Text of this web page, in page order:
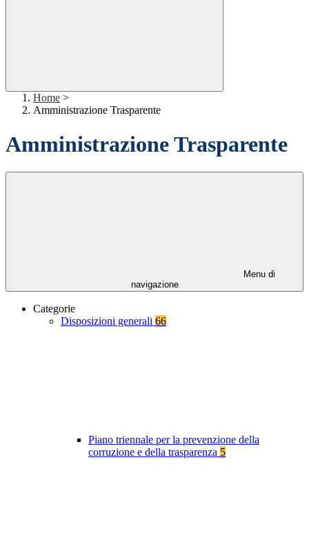
Home >
Amministrazione Trasparente
Amministrazione Trasparente
Menu di
navigazione
Categorie
Disposizioni generali 66
Piano triennale per la prevenzione della
corruzione e della trasparenza 5